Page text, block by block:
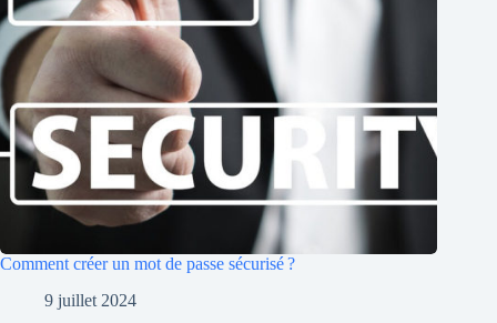
Comment créer un mot de passe sécurisé ?
9 juillet 2024